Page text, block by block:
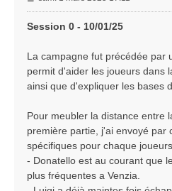
e
s
g
e
Session 0 - 10/01/25
La campagne fut précédée par
permit d'aider les joueurs dans
ainsi que d'expliquer les bases
Pour meubler la distance entre
première partie, j'ai envoyé par
spécifiques pour chaque
- Donatello est au courant que
plus fréquentes a Venzia.